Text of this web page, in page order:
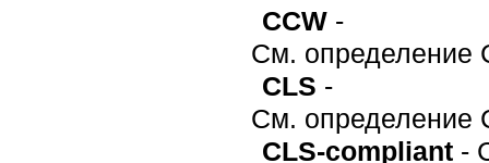
CCW -
См. определение
CLS -
См. определение
CLS-compliant -